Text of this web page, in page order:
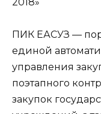
ПИК ЕАСУЗ —
единой
управления
поэтапного
закупок